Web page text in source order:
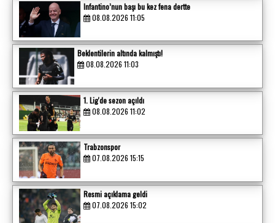
Infantino’nun başı bu kez fena dertte
08.08.2026 11:05
Beklentilerin altında kalmıştı!
08.08.2026 11:03
1. Lig'de sezon açıldı
08.08.2026 11:02
Trabzonspor
07.08.2026 15:15
Resmi açıklama geldi
07.08.2026 15:02